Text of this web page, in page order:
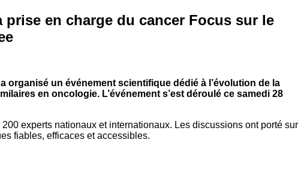
en charge du cancer Focus sur le
organisé un événement scientifique dédié à l’évolution de la
en oncologie. L’événement s’est déroulé ce samedi 28
experts nationaux et internationaux. Les discussions ont porté sur
fiables, efficaces et accessibles.